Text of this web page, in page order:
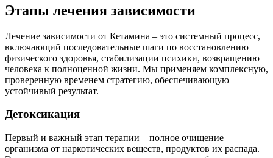
Этапы лечения зависимости
Лечение зависимости от Кетамина – это системный процесс,
включающий последовательные шаги по восстановлению
физического здоровья, стабилизации психики, возвращению
человека к полноценной жизни. Мы применяем комплексную,
проверенную временем стратегию, обеспечивающую
устойчивый результат.
Детоксикация
Первый и важный этап терапии – полное очищение
организма от наркотических веществ, продуктов их распада.